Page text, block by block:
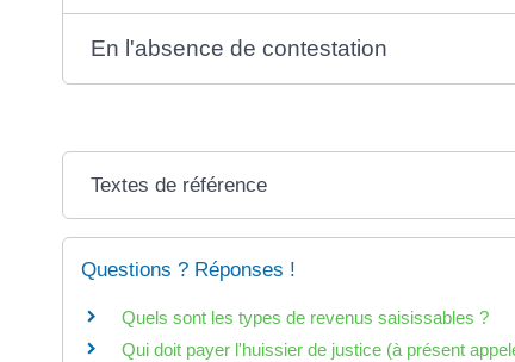
En l'absence de contestation
Textes de référence
Questions ? Réponses !
Quels sont les types de revenus saisissables ?
Qui doit payer l'huissier de justice (à présent